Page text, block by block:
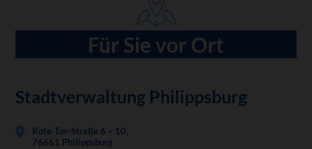
Für Sie vor Ort
Stadtverwaltung Philippsburg
Rote-Tor-Straße 6 – 10,
76661 Philippsburg